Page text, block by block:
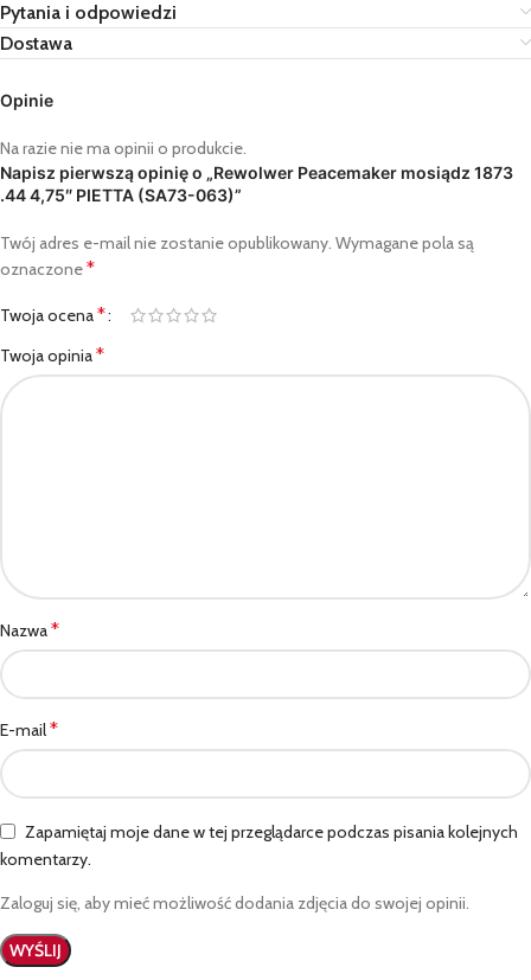
Pytania i odpowiedzi
Dostawa
Opinie
Na razie nie ma opinii o produkcie.
Napisz pierwszą opinię o „Rewolwer Peacemaker mosiądz 1873
.44 4,75″ PIETTA (SA73-063)”
Twój adres e-mail nie zostanie opublikowany. Wymagane pola są
oznaczone*
Twoja ocena*
Twoja opinia*
Nazwa*
E-mail*
Zapamiętaj moje dane w tej przeglądarce podczas pisania kolejnych
komentarzy.
Zaloguj się, aby mieć możliwość dodania zdjęcia do swojej opinii.